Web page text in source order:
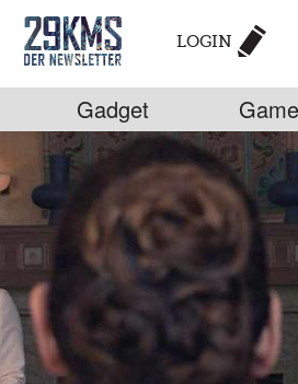
LOGIN
Gadget Game